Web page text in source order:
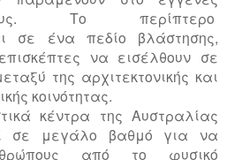
Το περίπτερο
σε ένα πεδίο βλάστησης,
να εισέλθουν σε
της αρχιτεκτονικής και
κοινότητας.
κέντρα της Αυστραλίας
σε μεγάλο βαθμό για να
από το φυσικό